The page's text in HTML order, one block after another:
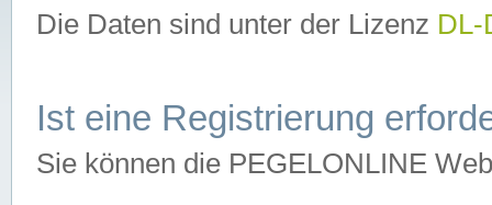
Die Daten sind unter der Lizenz
Ist eine Registrierung
Sie können die PEGELONLINE